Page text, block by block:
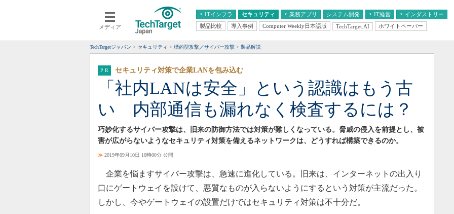
メディア
ITインフラ
クラウド
スマートモバイル
ネットワーク
システム運用管理
セキュリティ 業務アプリ
エンタープライズAI
ERP
CX
情報系システム
システム開発 IT経営
経営とIT
インダストリー
医療IT
製品比較 導入事例 Computer Weekly日本語版 TechTarget.AI ホワイトペーパー
TechTargetジャパン セキュリティ 標的型攻撃／サイバー攻撃 製品解説
「社内LANは安全」という認識はもう古
い 内部通信も漏れなく検査するには？
セキュリティ対策で企業LANを包み込む
巧妙化するサイバー攻撃は、旧来の防御方法では対策が難しくなっている。脅威の侵入を前提とし、被
害が広がらないようなセキュリティ対策を備えるネットワークは、どうすれば構築できるのか。
≫ 2019年09月10日 10時00分 公開
企業を悩ますサイバー攻撃は、急速に進化している。旧来は、インターネットの出入り
口にゲートウェイを設けて、悪質なものが入らないようにするという対策が主流だった。
しかし、今やゲートウェイの設置だけではセキュリティ対策は不十分だ。